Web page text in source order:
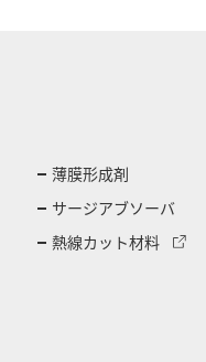
薄膜形成剤
サージアブソーバ
熱線カット材料